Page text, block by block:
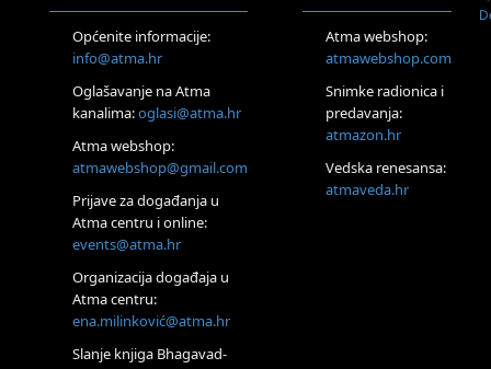
Tečaj Višeg Vodstva, razvijanja intuicije i Akaša zapisa
Online
Postanite Nositelj Vibracije Nove Zemlje
Visoko
Alemka Dauskardt – Jednodnevna radionica sistemskih
konstelacija
Zagreb
HOD PO ŽERAVICI – Seminar koji mijenja tijelo, duh i um
SoulFest – Festival glazbe, mudrosti i zajedništva
Zagreb
Access BARS® edukacija otpusti stres
Općenite informacije:
info@atma.hr
Oglašavanje na Atma
kanalima:oglasi@atma.hr
Atma webshop:
atmawebshop@gmail.com
Prijave za događanja u
Atma centru i online:
events@atma.hr
Organizacija događaja u
Atma centru:
ena.milinković@atma.hr
Slanje knjiga Bhagavad-
Atma webshop:
atmawebshop.com
Snimke radionica i
predavanja:
atmazon.hr
Vedska renesansa:
atmaveda.hr